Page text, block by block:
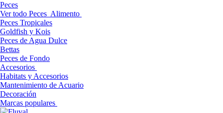
Peces
Ver todo Peces Alimento
Peces Tropicales
Goldfish y Kois
Peces de Agua Dulce
Bettas
Peces de Fondo
Accesorios
Habitats y Accesorios
Mantenimiento de Acuario
Decoración
Marcas populares